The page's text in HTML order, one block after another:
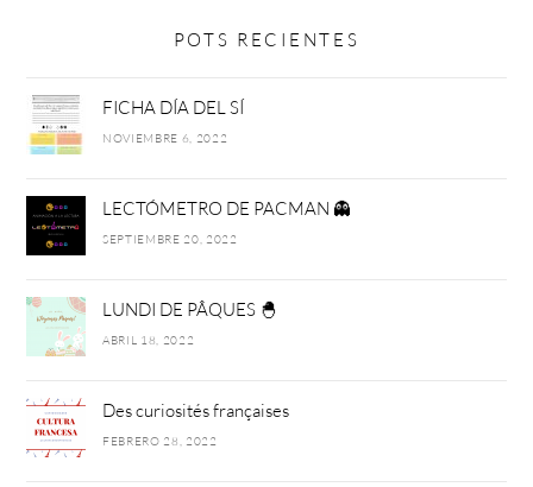
POTS RECIENTES
FICHA DÍA DEL SÍ
NOVIEMBRE 6, 2022
LECTÓMETRO DE PACMAN 👻
SEPTIEMBRE 20, 2022
LUNDI DE PÂQUES 🐣
ABRIL 18, 2022
Des curiosités françaises
FEBRERO 28, 2022